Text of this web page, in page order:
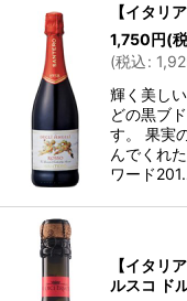
【イタリ
1,750円(
(税込:
輝く美し
どの黒ブ
す。 果実
んでくれ
ワード
【イタリ
ルスコ ド